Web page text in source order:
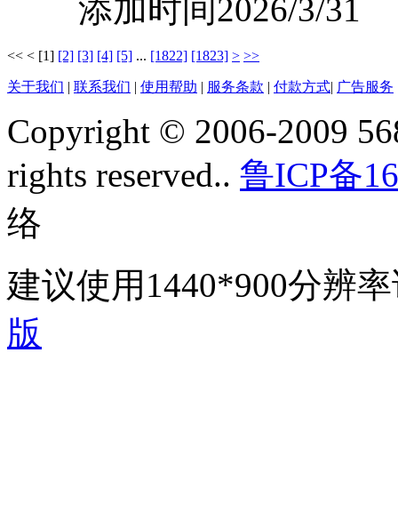
添加时间2026/3/31
<< < [1] [2] [3] [4] [5] ... [1822] [1823] > >>
关于我们 | 联系我们 | 使用帮助 | 服务条款 | 付款方式| 广告服务
Copyright © 2006-2009
rights reserved.. 鲁ICP备
络
建议使用1440*900分辨
版